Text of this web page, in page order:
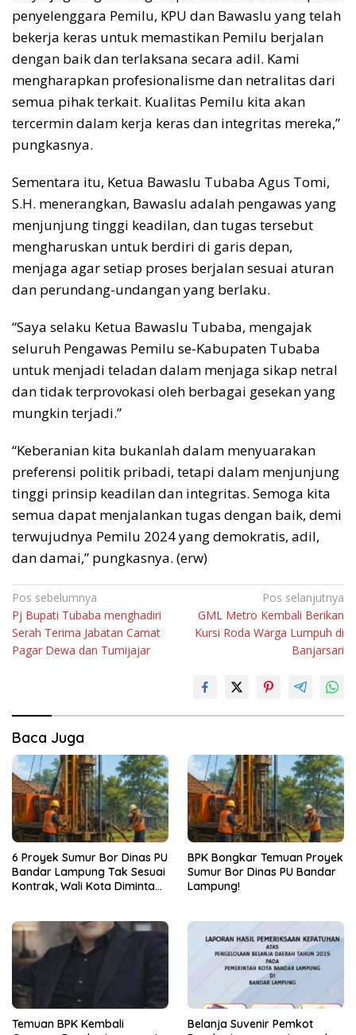
penyelenggara Pemilu, KPU dan Bawaslu yang telah
bekerja keras untuk memastikan Pemilu berjalan
dengan baik dan terlaksana secara adil. Kami
mengharapkan profesionalisme dan netralitas dari
semua pihak terkait. Kualitas Pemilu kita akan
tercermin dalam kerja keras dan integritas mereka,”
pungkasnya.
Sementara itu, Ketua Bawaslu Tubaba Agus Tomi,
S.H. menerangkan, Bawaslu adalah pengawas yang
menjunjung tinggi keadilan, dan tugas tersebut
mengharuskan untuk berdiri di garis depan,
menjaga agar setiap proses berjalan sesuai aturan
dan perundang-undangan yang berlaku.
“Saya selaku Ketua Bawaslu Tubaba, mengajak
seluruh Pengawas Pemilu se-Kabupaten Tubaba
untuk menjadi teladan dalam menjaga sikap netral
dan tidak terprovokasi oleh berbagai gesekan yang
mungkin terjadi.”
“Keberanian kita bukanlah dalam menyuarakan
preferensi politik pribadi, tetapi dalam menjunjung
tinggi prinsip keadilan dan integritas. Semoga kita
semua dapat menjalankan tugas dengan baik, demi
terwujudnya Pemilu 2024 yang demokratis, adil,
dan damai,” pungkasnya. (erw)
Navigasi
pos
Pos sebelumnya
Pj Bupati Tubaba menghadiri
Serah Terima Jabatan Camat
Pagar Dewa dan Tumijajar
Pos selanjutnya
GML Metro Kembali Berikan
Kursi Roda Warga Lumpuh di
Banjarsari
Baca Juga
6 Proyek Sumur Bor Dinas PU
Bandar Lampung Tak Sesuai
Kontrak, Wali Kota Diminta
BPK Bongkar Temuan Proyek
Sumur Bor Dinas PU Bandar
Lampung!
Temuan BPK Kembali
Belanja Suvenir Pemkot